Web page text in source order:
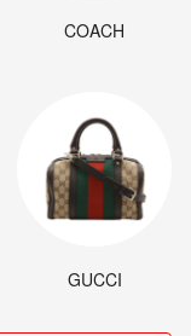
COACH
GUCCI